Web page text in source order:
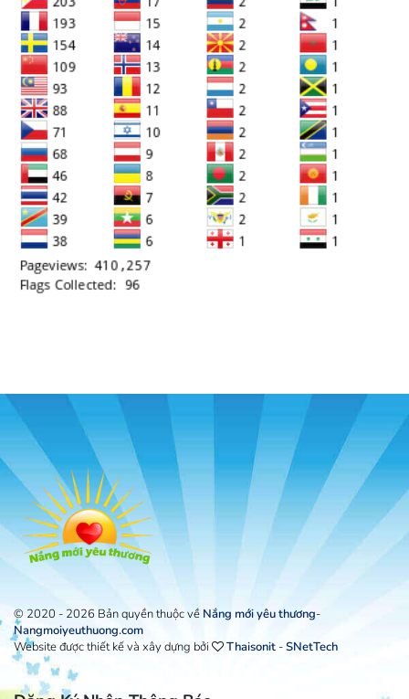
© 2020 - 2026 Bản quyền thuộc về Nắng mới yêu thương-
Nangmoiyeuthuong.com
Website được thiết kế và xây dựng bởi
Thaisonit -SNetTech